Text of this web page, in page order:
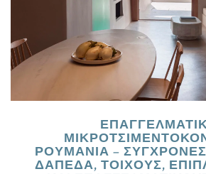
ΡΟΥΜΑΝΊΑ – ΣΎΓΧΡΟΝΕΣ
ΔΆΠΕΔΑ, ΤΟΊΧΟΥΣ,